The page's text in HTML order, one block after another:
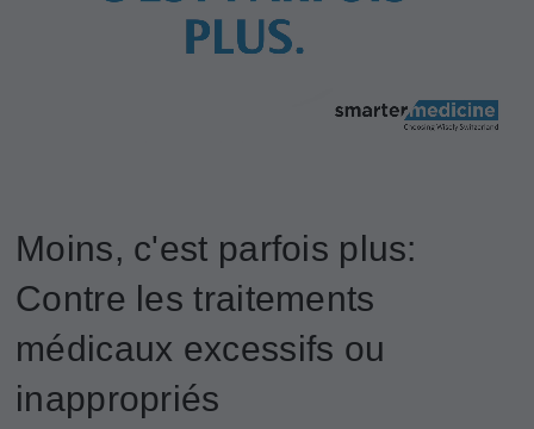
Moins, c'est parfois plus:
Contre les traitements
médicaux excessifs ou
inappropriés